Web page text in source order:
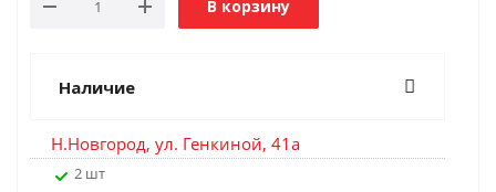
В корзину
Наличие
Н.Новгород, ул. Генкиной, 41а
2 шт